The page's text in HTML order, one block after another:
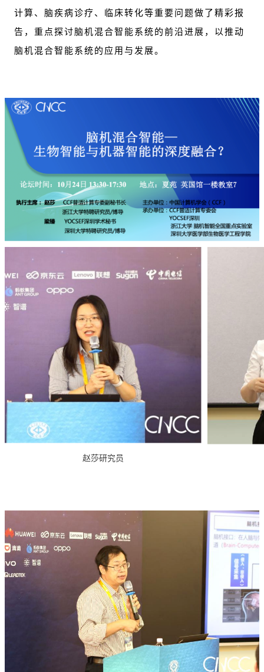
计算、脑疾病诊疗、临床转化等重要问题做了精彩报
告，重点探讨脑机混合智能系统的前沿进展，以推动
脑机混合智能系统的应用与发展。
赵莎研究员